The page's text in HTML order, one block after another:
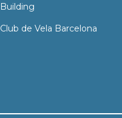
Building
Club de Vela Barcelona